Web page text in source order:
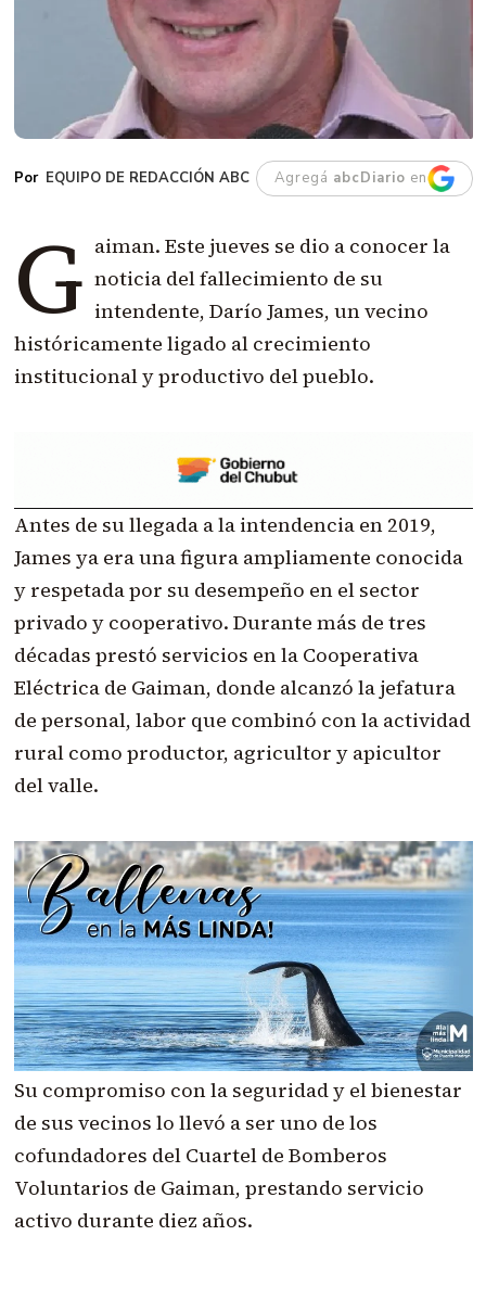
EQUIPO DE REDACCIÓN ABC Agregá abcDiario en
G aiman. Este jueves se dio a conocer la
noticia del fallecimiento de su
intendente, Darío James, un vecino
históricamente ligado al crecimiento
institucional y productivo del pueblo.
Antes de su llegada a la intendencia en 2019,
James ya era una figura ampliamente conocida
y respetada por su desempeño en el sector
privado y cooperativo. Durante más de tres
décadas prestó servicios en la Cooperativa
Eléctrica de Gaiman, donde alcanzó la jefatura
de personal, labor que combinó con la actividad
rural como productor, agricultor y apicultor
del valle.
Su compromiso con la seguridad y el bienestar
de sus vecinos lo llevó a ser uno de los
cofundadores del Cuartel de Bomberos
Voluntarios de Gaiman, prestando servicio
activo durante diez años.